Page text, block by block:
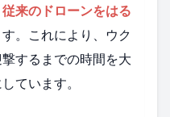
従来のドローンをはる
。これにより、ウク
するまでの時間を大
ています。